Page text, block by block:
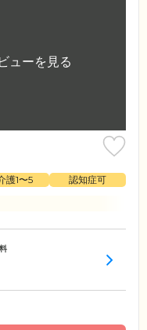
護1〜5
認知症可